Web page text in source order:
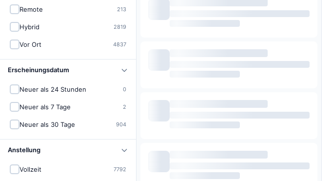
Remote 213
Hybrid 2819
Vor Ort 4837
Erscheinungsdatum
Neuer als 24 Stunden 0
Neuer als 7 Tage 2
Neuer als 30 Tage 904
Anstellung
Vollzeit 7792